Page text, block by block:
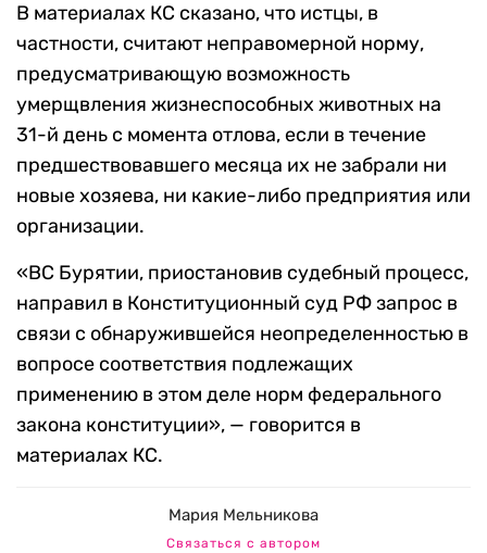
В материалах КС сказано, что истцы, в
частности, считают неправомерной норму,
предусматривающую возможность
умерщвления жизнеспособных животных на
31-й день с момента отлова, если в течение
предшествовавшего месяца их не забрали ни
новые хозяева, ни какие-либо предприятия или
организации.
«ВС Бурятии, приостановив судебный процесс,
направил в Конституционный суд РФ запрос в
связи с обнаружившейся неопределенностью в
вопросе соответствия подлежащих
применению в этом деле норм федерального
закона конституции», — говорится в
материалах КС.
Мария Мельникова
Связаться с автором